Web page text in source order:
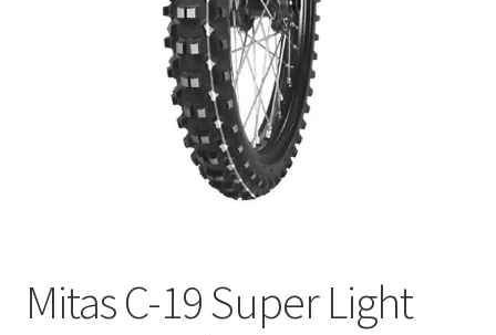
Mitas C-19 Super Light